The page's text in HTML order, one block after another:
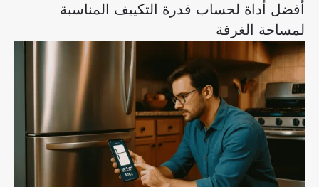
أفضل أداة لحساب قدرة التكييف المناسبة
لمساحة الغرفة